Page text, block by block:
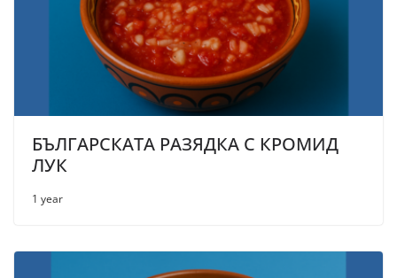
БЪЛГАРСКАТА РАЗЯДКА С КРОМИД
ЛУК
1 year